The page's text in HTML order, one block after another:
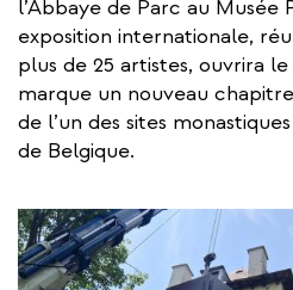
l’Abbaye de Parc au
exposition internationale,
plus de 25 artistes, ouvrira
marque un nouveau
de l’un des sites
de Belgique.